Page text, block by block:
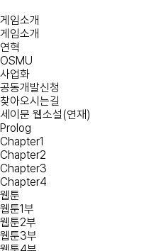
게임소개
게임소개
연혁
OSMU
사업화
공동개발신청
찾아오시는길
세이문 웹소설(연재)
Prolog
Chapter1
Chapter2
Chapter3
Chapter4
웹툰
웹툰1부
웹툰2부
웹툰3부